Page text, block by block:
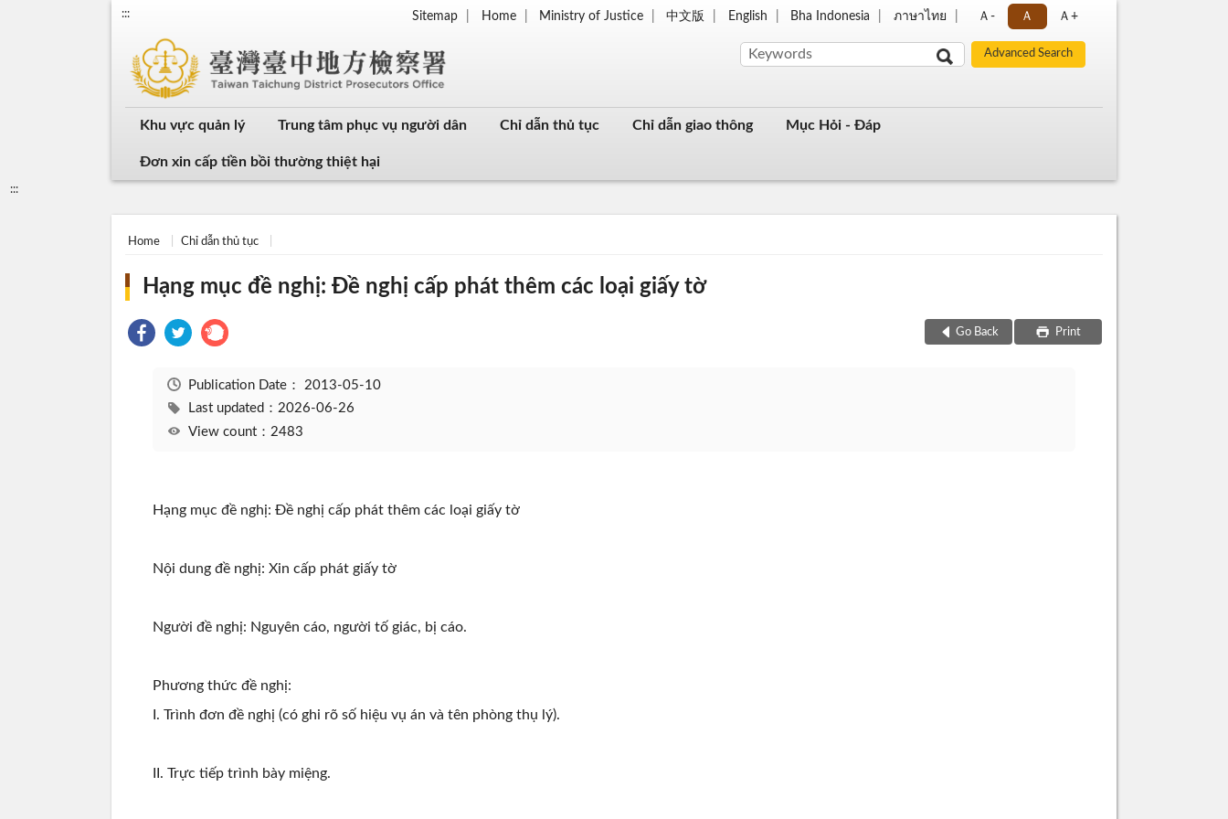
::: Sitemap Home Ministry of Justice 中文版 English Bha Indonesia ภาษาไทย Ａ- Ａ Ａ+
Khu vực quản lý Trung tâm phục vụ người dân Chỉ dẫn thủ tục Chỉ dẫn giao thông Mục Hỏi - Đáp
Đơn xin cấp tiền bồi thường thiệt hại
:::
Home Chỉ dẫn thủ tục
Hạng mục đề nghị: Đề nghị cấp phát thêm các loại giấy tờ
Go Back Print
Publication Date： 2013-05-10
Last updated：2026-06-26
View count：2483
Hạng mục đề nghị: Đề nghị cấp phát thêm các loại giấy tờ
Nội dung đề nghị: Xin cấp phát giấy tờ
Người đề nghị: Nguyên cáo, người tố giác, bị cáo.
Phương thức đề nghị:
I. Trình đơn đề nghị (có ghi rõ số hiệu vụ án và tên phòng thụ lý).
II. Trực tiếp trình bày miệng.